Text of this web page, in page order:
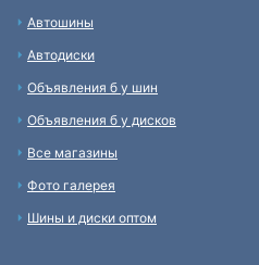
Автошины
Автодиски
Объявления б у шин
Объявления б у дисков
Все магазины
Фото галерея
Шины и диски оптом